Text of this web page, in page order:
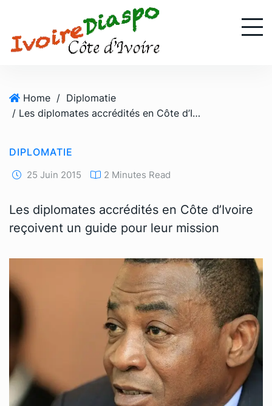
Home / Diplomatie
/ Les diplomates accrédités en Côte d’Ivoire reçoivent un guide pour leur mission
DIPLOMATIE
25 Juin 2015 2 Minutes Read
Les diplomates accrédités en Côte d’Ivoire
reçoivent un guide pour leur mission